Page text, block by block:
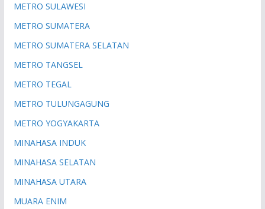
METRO SULAWESI
METRO SUMATERA
METRO SUMATERA SELATAN
METRO TANGSEL
METRO TEGAL
METRO TULUNGAGUNG
METRO YOGYAKARTA
MINAHASA INDUK
MINAHASA SELATAN
MINAHASA UTARA
MUARA ENIM